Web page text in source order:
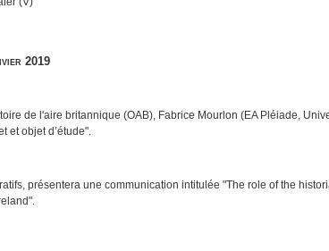
2019
de l'aire britannique (OAB), Fabrice Mourlon (EA Pléiade,
et objet d’étude".
présentera une communication intitulée "The role of the